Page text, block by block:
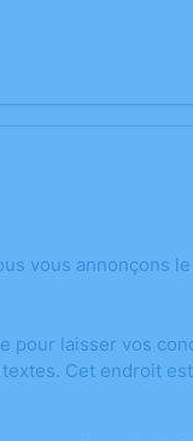
vous annonçons
pour laisser vos
Cet endroit